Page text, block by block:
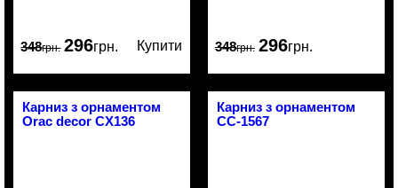
348грн. 296грн. Купити 348грн. 296грн.
Карниз з орнаментом
Orac decor CX136
Карниз з орнаментом
CC-1567